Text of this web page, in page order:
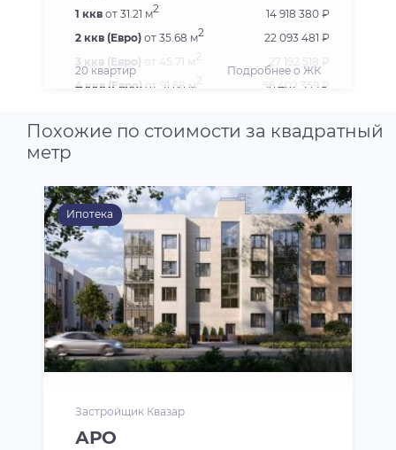
1 ккв от 31.21 м2
14 918 380 ₽
2 ккв (Евро) от 35.68 м2
22 093 481 ₽
3 ккв (Евро) от 45.71 м 2
27 192 518 ₽
4 ккв (Евро) от 91.68 м 2
56 402 359 ₽
20 квартир Подробнее о ЖК
Похожие по стоимости за квадратный
метр
Ипотека
Застройщик Квазар
АРО